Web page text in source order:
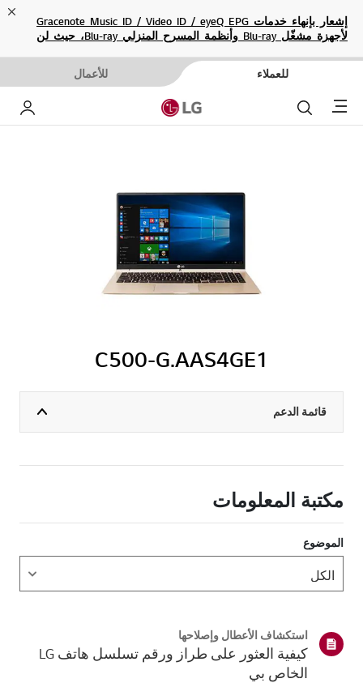
إشعار بإنهاء خدمات Gracenote Music ID / Video ID / eyeQ EPG
لأجهزة مشغّل Blu-ray وأنظمة المسرح المنزلي Blu-ray، حيث لن
للعملاء للأعمال
Menu بحث
C500-G.AAS4GE1
قائمة الدعم
مكتبة المعلومات
الموضوع
استكشاف الأعطال وإصلاحها
كيفية العثور على طراز ورقم تسلسل هاتف LG
الخاص بي